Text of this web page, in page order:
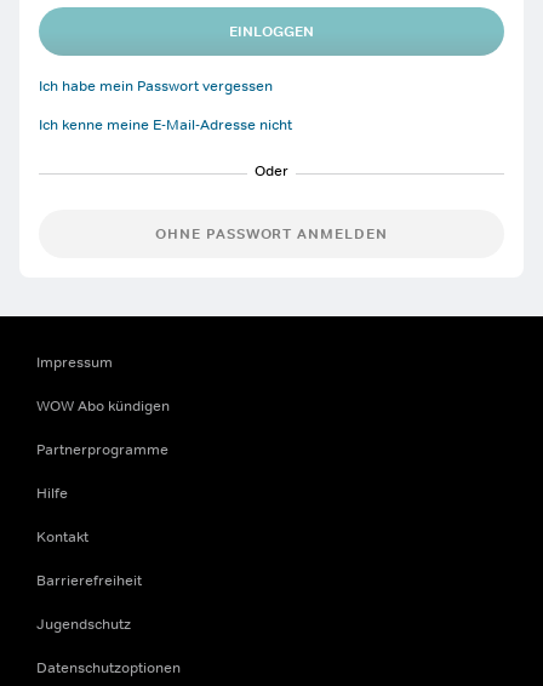
EINLOGGEN
Ich habe mein Passwort vergessen
Ich kenne meine E-Mail-Adresse nicht
OHNE PASSWORT ANMELDEN
Impressum
WOW Abo kündigen
Partnerprogramme
Hilfe
Kontakt
Barrierefreiheit
Jugendschutz
Datenschutzoptionen